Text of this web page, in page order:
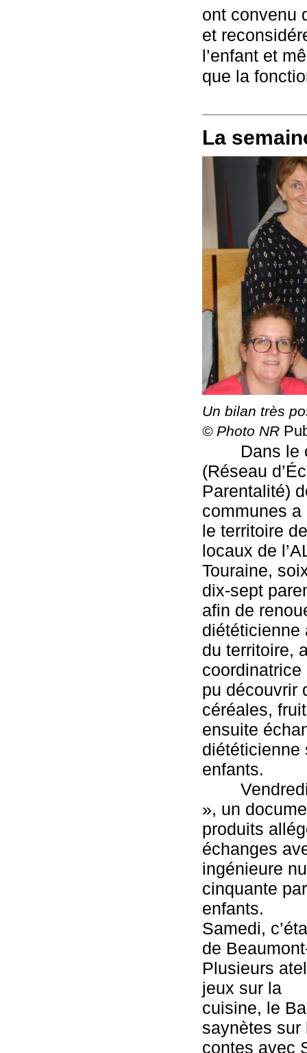
ont convenu
et
l’enfant et
que la
La
Un bilan très
© Photo NR
Dans le
(Réseau
Parentalité)
communes
le territoire
locaux de
Touraine,
dix-sept
afin de
diététicienne
du territoire,
coordinatrice
pu découvrir
céréales,
ensuite
diététicienne
enfants.
Vendredi,
», un
produits
échanges
ingénieure
cinquante
enfants.
Samedi,
de
Plusieurs
jeux sur la
cuisine, le
saynètes sur
contes avec